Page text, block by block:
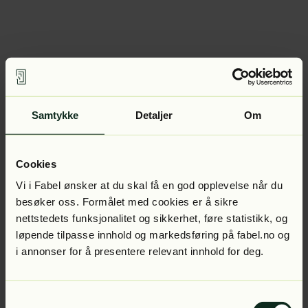
Samtykke Detaljer Om
Cookies
Vi i Fabel ønsker at du skal få en god opplevelse når du
besøker oss. Formålet med cookies er å sikre
nettstedets funksjonalitet og sikkerhet, føre statistikk, og
løpende tilpasse innhold og markedsføring på fabel.no og
i annonser for å presentere relevant innhold for deg.